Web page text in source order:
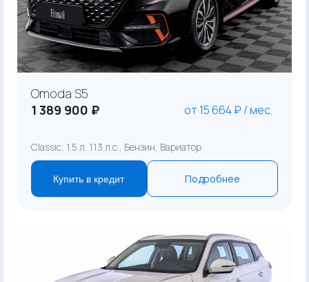
Omoda S5
1 389 900 ₽
от 15 664 ₽ / мес.
Classic, 1.5 л. 113 л.с., Бензин, Вариатор
Купить в кредит Подробнее